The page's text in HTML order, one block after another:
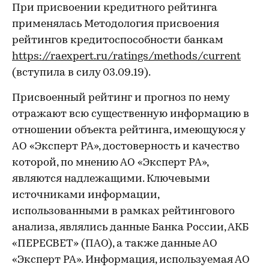
При присвоении кредитного рейтинга
применялась Методология присвоения
рейтингов кредитоспособности банкам
https://raexpert.ru/ratings/methods/current
(вступила в силу 03.09.19).
Присвоенный рейтинг и прогноз по нему
отражают всю существенную информацию в
отношении объекта рейтинга, имеющуюся у
АО «Эксперт РА», достоверность и качество
которой, по мнению АО «Эксперт РА»,
являются надлежащими. Ключевыми
источниками информации,
использованными в рамках рейтингового
анализа, являлись данные Банка России, АКБ
«ПЕРЕСВЕТ» (ПАО), а также данные АО
«Эксперт РА». Информация, используемая АО